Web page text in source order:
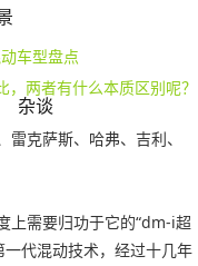
杂谈
车型盘点
两者有什么本质区别呢？
克萨斯、哈弗、吉利、
上需要归功于它的“dm-i超
代混动技术，经过十几年